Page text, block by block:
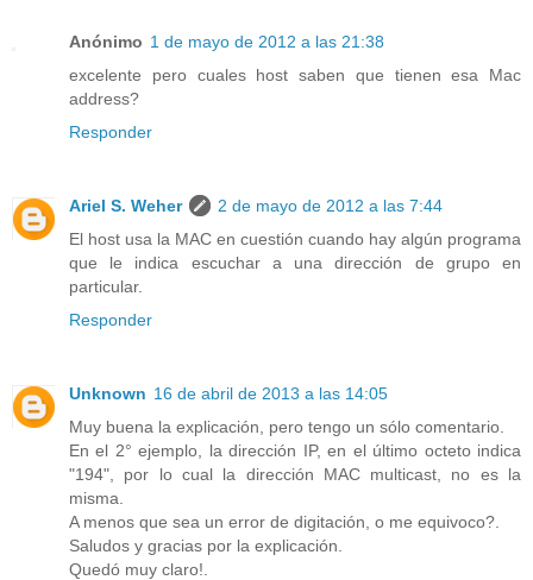
Anónimo 1 de mayo de 2012 a las 21:38
excelente pero cuales host saben que tienen esa Mac
address?
Responder
Ariel S. Weher
2 de mayo de 2012 a las 7:44
El host usa la MAC en cuestión cuando hay algún programa
que le indica escuchar a una dirección de grupo en
particular.
Responder
Unknown 16 de abril de 2013 a las 14:05
Muy buena la explicación, pero tengo un sólo comentario.
En el 2° ejemplo, la dirección IP, en el último octeto indica
"194", por lo cual la dirección MAC multicast, no es la
misma.
A menos que sea un error de digitación, o me equivoco?.
Saludos y gracias por la explicación.
Quedó muy claro!.